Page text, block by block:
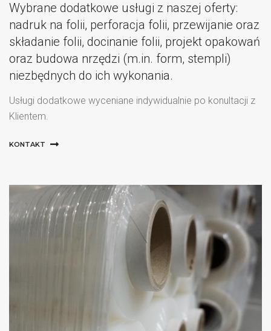
Wybrane dodatkowe usługi z naszej oferty:
nadruk na folii, perforacja folii, przewijanie oraz
składanie folii, docinanie folii, projekt opakowań
oraz budowa nrzędzi (m.in. form, stempli)
niezbędnych do ich wykonania.
Usługi dodatkowe wyceniane indywidualnie po konultacji z
Klientem.
KONTAKT
STRETCH RĘCZNE, MASZYNOWE (CZARNE, NIEBIESKIE,
TRANSPARENTNE); FOLIE TERMOKURCZLIWE PVC,
POLIOLEFINA, PE, PP, FOLIE SPOŻYWCZE PVS